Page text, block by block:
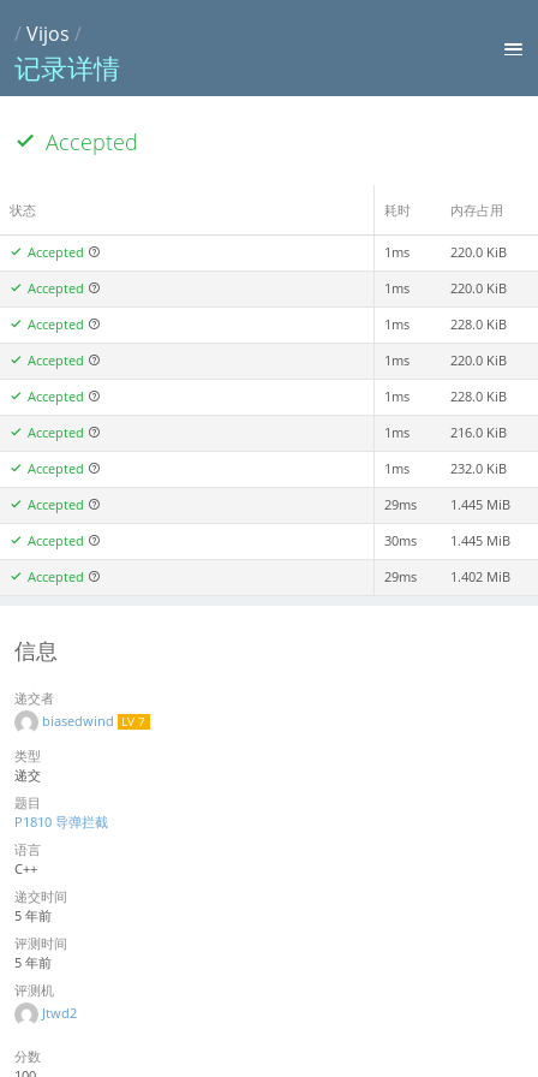
/Vijos /
记录详情
Accepted
状态 耗时 内存占用
Accepted 1ms 220.0 KiB
Accepted 1ms 220.0 KiB
Accepted 1ms 228.0 KiB
Accepted 1ms 220.0 KiB
Accepted 1ms 228.0 KiB
Accepted 1ms 216.0 KiB
Accepted 1ms 232.0 KiB
Accepted 29ms 1.445 MiB
Accepted 30ms 1.445 MiB
Accepted 29ms 1.402 MiB
信息
递交者
biasedwind LV 7
类型
递交
题目
P1810 导弹拦截
语言
C++
递交时间
5 年前
评测时间
5 年前
评测机
Jtwd2
分数